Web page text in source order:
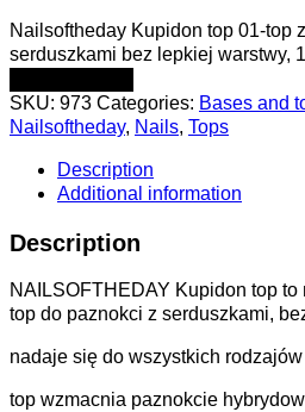
Nailsoftheday Kupidon top 01-top
serduszkami bez lepkiej warstwy,
SKU: 973 Categories: Bases and
Nailsoftheday, Nails, Tops
Description
Additional information
Description
NAILSOFTHEDAY Kupidon top
top do paznokci z serduszkami,
nadaje się do wszystkich
top wzmacnia paznokcie